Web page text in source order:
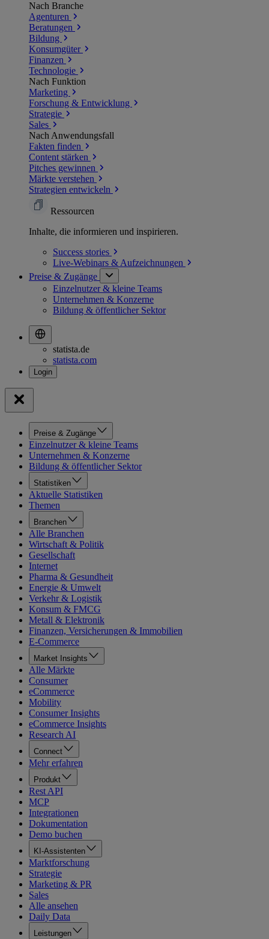
Nach Branche
Agenturen
Beratungen
Bildung
Konsumgüter
Finanzen
Technologie
Nach Funktion
Marketing
Forschung & Entwicklung
Strategie
Sales
Nach Anwendungsfall
Fakten finden
Content stärken
Pitches gewinnen
Märkte verstehen
Strategien entwickeln
Ressourcen
Inhalte, die informieren und inspirieren.
Success stories
Live-Webinars & Aufzeichnungen
Preise & Zugänge
Einzelnutzer & kleine Teams
Unternehmen & Konzerne
Bildung & öffentlicher Sektor
statista.de
statista.com
Preise & Zugänge
Einzelnutzer & kleine Teams
Unternehmen & Konzerne
Bildung & öffentlicher Sektor
Statistiken
Aktuelle Statistiken
Themen
Branchen
Alle Branchen
Wirtschaft & Politik
Gesellschaft
Internet
Pharma & Gesundheit
Energie & Umwelt
Verkehr & Logistik
Konsum & FMCG
Metall & Elektronik
Finanzen, Versicherungen & Immobilien
E-Commerce
Market Insights
Alle Märkte
Consumer
eCommerce
Mobility
Consumer Insights
eCommerce Insights
Research AI
Connect
Mehr erfahren
Produkt
Rest API
MCP
Integrationen
Dokumentation
Demo buchen
KI-Assistenten
Marktforschung
Strategie
Marketing & PR
Sales
Alle ansehen
Daily Data
Leistungen